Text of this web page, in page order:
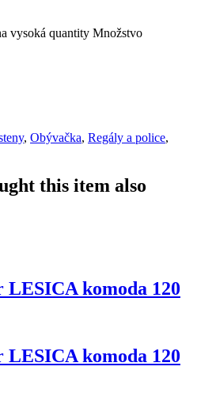
vysoká quantity Množstvo
, Obývačka, Regály a police,
this item also
LESICA komoda 120
LESICA komoda 120